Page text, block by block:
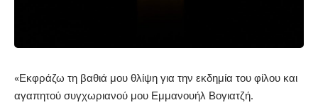
«Εκφράζω τη βαθιά μου θλίψη για την εκδημία του φίλου και
αγαπητού συγχωριανού μου Εμμανουήλ Βογιατζή.